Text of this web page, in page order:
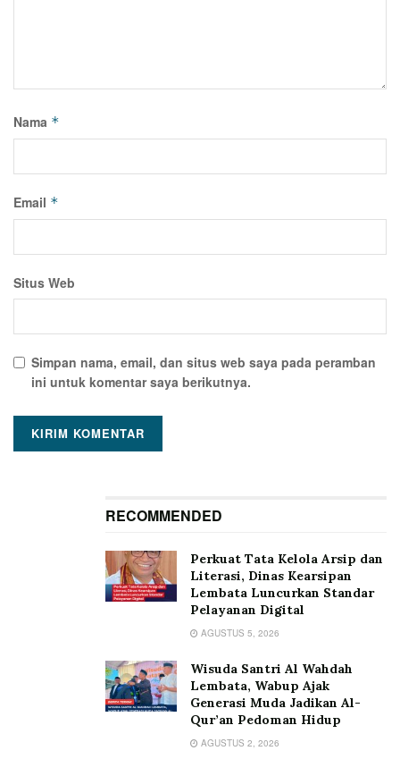
Nama *
Email *
Situs Web
Simpan nama, email, dan situs web saya pada peramban
ini untuk komentar saya berikutnya.
RECOMMENDED
Perkuat Tata Kelola Arsip dan
Literasi, Dinas Kearsipan
Lembata Luncurkan Standar
Pelayanan Digital
AGUSTUS 5, 2026
Wisuda Santri Al Wahdah
Lembata, Wabup Ajak
Generasi Muda Jadikan Al-
Qur’an Pedoman Hidup
AGUSTUS 2, 2026